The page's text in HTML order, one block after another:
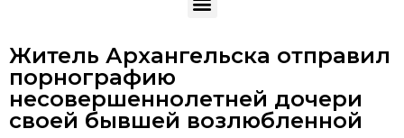
Житель Архангельска отправил
порнографию
несовершеннолетней дочери
своей бывшей возлюбленной